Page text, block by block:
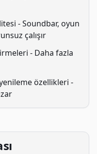
- Soundbar, oyun
çalışır
- Daha fazla
özellikleri -